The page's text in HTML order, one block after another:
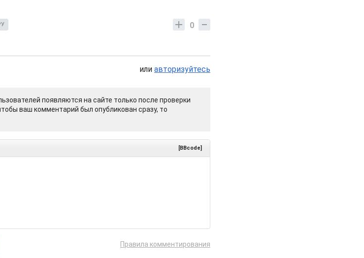
0
или авторизуйтесь
появляются на сайте только после проверки
ваш комментарий был опубликован сразу, то
[BBcode]
Правила комментирования